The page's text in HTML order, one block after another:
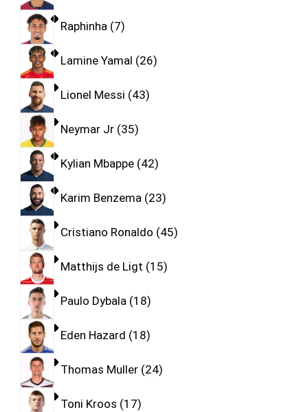
Raphinha 7
Lamine Yamal 26
Lionel Messi 43
Neymar Jr 35
Kylian Mbappe 42
Karim Benzema 23
Cristiano Ronaldo 45
Matthijs de Ligt 15
Paulo Dybala 18
Eden Hazard 18
Thomas Muller 24
Toni Kroos 17